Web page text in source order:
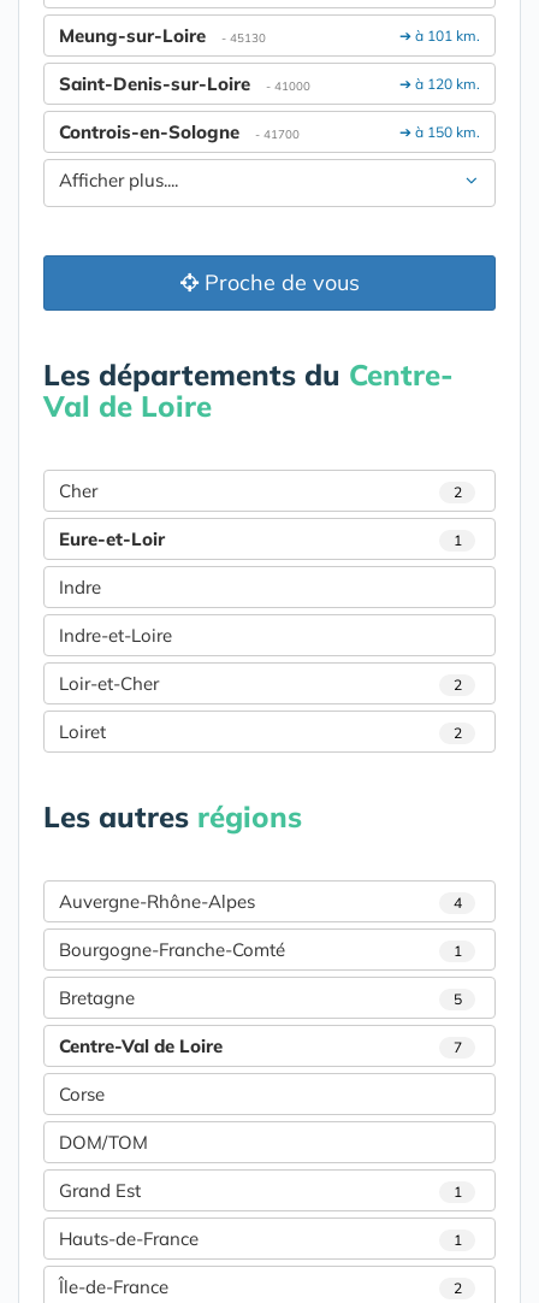
➔ à 101 km.
Meung-sur-Loire - 45130
➔ à 120 km.
Saint-Denis-sur-Loire - 41000
➔ à 150 km.
Controis-en-Sologne - 41700
Afficher plus....
Proche de vous
Les départements du Centre-
Val de Loire
Cher 2
Eure-et-Loir 1
Indre
Indre-et-Loire
Loir-et-Cher 2
Loiret 2
Les autres régions
Auvergne-Rhône-Alpes 4
Bourgogne-Franche-Comté 1
Bretagne 5
Centre-Val de Loire 7
Corse
DOM/TOM
Grand Est 1
Hauts-de-France 1
Île-de-France 2